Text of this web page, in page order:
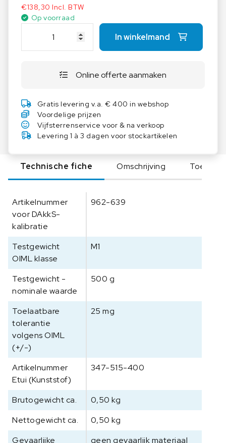
€138,30 Incl. BTW
Op voorraad
R
e
u
n
s
a
n
g
4
7
-
0
9
5
-
1
0
,
K
a
s
s
e
M
1
,
In winkelmand
Online offerte aanmaken
Gratis levering v.a. € 400 in webshop
Voordelige prijzen
Vijfsterrenservice voor & na verkoop
Levering 1 à 3 dagen voor stockartikelen
Technische fiche Omschrijving
Artikelnummer
voor DAkkS-
kalibratie
962-639
Testgewicht
OIML klasse
M1
Testgewicht -
nominale waarde
500 g
Toelaatbare
tolerantie
volgens OIML
(+/-)
25 mg
Artikelnummer
Etui (Kunststof)
347-515-400
Brutogewicht ca.
0,50 kg
Nettogewicht ca.
0,50 kg
Gevaarlijke
geen gevaarlijk materiaal